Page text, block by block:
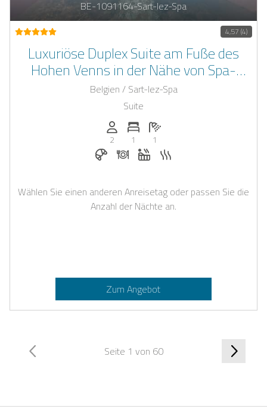
BE-1091164-Sart-lez-Spa
4,57 (4)
Luxuriöse Duplex Suite am Fuße des
Hohen Venns in der Nähe von Spa-
Francorchamps
Belgien / Sart-lez-Spa
Suite
Anzahl der Personen: 2
2
Anzahl der Schlafzimmer: 1
1
Anzahl der Badezimmer: 1
1
Frühstück bei Casapilot buchbar
Abendessen auf Anfrage
Whirlpool
Wählen Sie einen anderen Anreisetag oder passen Sie die
Anzahl der Nächte an.
Zum Angebot
Seite 1 von 60